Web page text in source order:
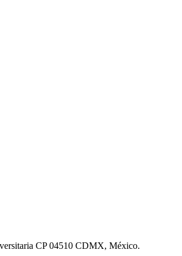
CP 04510 CDMX, México.